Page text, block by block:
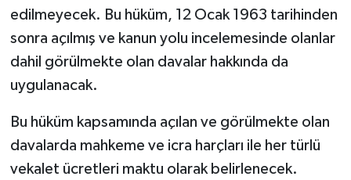
edilmeyecek. Bu hüküm, 12 Ocak 1963 tarihinden
sonra açılmış ve kanun yolu incelemesinde olanlar
dahil görülmekte olan davalar hakkında da
uygulanacak.
Bu hüküm kapsamında açılan ve görülmekte olan
davalarda mahkeme ve icra harçları ile her türlü
vekalet ücretleri maktu olarak belirlenecek.